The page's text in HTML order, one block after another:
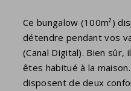
Ce bungalow (100m²)
détendre pendant vos
(Canal Digital). Bien sûr,
êtes habitué à la
disposent de deux